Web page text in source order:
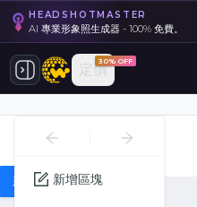
HEADSHOTMASTER
AI 專業形象照生成器 - 100% 免費。
定價30% OFF
新增區塊
新增區塊